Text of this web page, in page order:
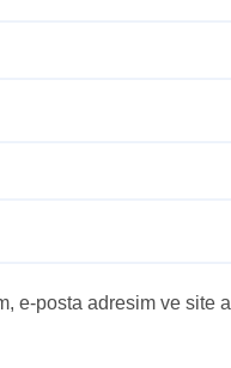
e-posta adresim ve site